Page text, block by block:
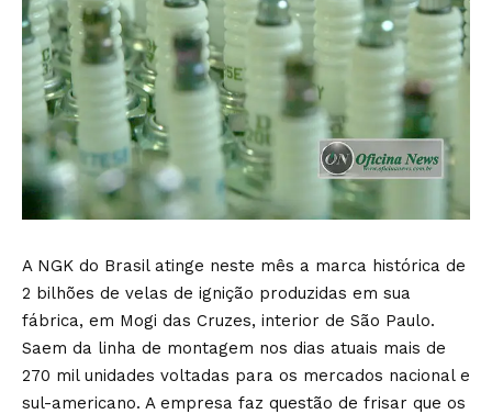
A NGK do Brasil atinge neste mês a marca histórica de
2 bilhões de velas de ignição produzidas em sua
fábrica, em Mogi das Cruzes, interior de São Paulo.
Saem da linha de montagem nos dias atuais mais de
270 mil unidades voltadas para os mercados nacional e
sul-americano. A empresa faz questão de frisar que os